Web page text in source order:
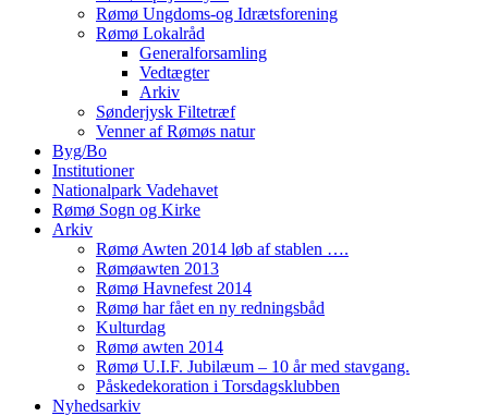
Rømø Ungdoms-og Idrætsforening
Rømø Lokalråd
Generalforsamling
Vedtægter
Arkiv
Sønderjysk Filtetræf
Venner af Rømøs natur
Byg/Bo
Institutioner
Nationalpark Vadehavet
Rømø Sogn og Kirke
Arkiv
Rømø Awten 2014 løb af stablen ….
Rømøawten 2013
Rømø Havnefest 2014
Rømø har fået en ny redningsbåd
Kulturdag
Rømø awten 2014
Rømø U.I.F. Jubilæum – 10 år med stavgang.
Påskedekoration i Torsdagsklubben
Nyhedsarkiv